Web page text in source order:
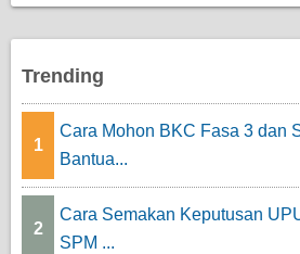
Trending
1
Cara Mohon BKC Fasa 3 dan
Bantua...
2
Cara Semakan Keputusan
SPM ...